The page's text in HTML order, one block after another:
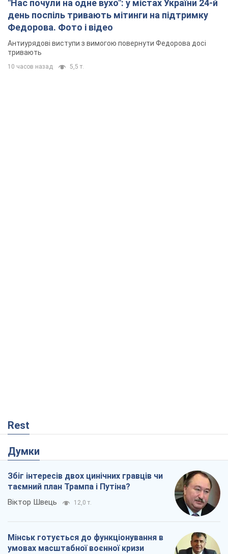
"Нас почули на одне вухо": у містах України 24-й
день поспіль тривають мітинги на підтримку
Федорова. Фото і відео
Антиурядові виступи з вимогою повернути Федорова досі
тривають
10 часов назад 5,5 т.
Rest
Думки
Збіг інтересів двох цинічних гравців чи
таємний план Трампа і Путіна?
Віктор Швець 12,0 т.
Мінськ готується до функціонування в
умовах масштабної воєнної кризи